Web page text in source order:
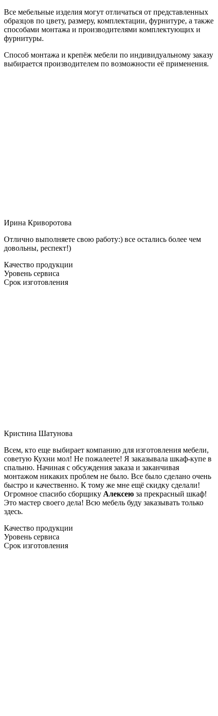
Все мебельные изделия могут отличаться от представленных
образцов по цвету, размеру, комплектации, фурнитуре, а также
способами монтажа и производителями комплектующих и
фурнитуры.
Способ монтажа и крепёж мебели по индивидуальному заказу
выбирается производителем по возможности её применения.
Ирина Криворотова
Отлично выполняете свою работу:) все остались более чем
довольны, респект!)
Качество продукции
Уровень сервиса
Срок изготовления
Кристина Шатунова
Всем, кто еще выбирает компанию для изготовления мебели,
советую Кухни мол! Не пожалеете! Я заказывала шкаф-купе в
спальню. Начиная с обсуждения заказа и заканчивая
монтажом никаких проблем не было. Все было сделано очень
быстро и качественно. К тому же мне ещё скидку сделали!
Огромное спасибо сборщику Алексею за прекрасный шкаф!
Это мастер своего дела! Всю мебель буду заказывать только
здесь.
Качество продукции
Уровень сервиса
Срок изготовления